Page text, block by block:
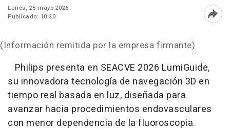
Lunes, 25 mayo 2026
Publicado: 10:30
(Información remitida por la empresa firmante)
Philips presenta en SEACVE 2026 LumiGuide,
su innovadora tecnología de navegación 3D en
tiempo real basada en luz, diseñada para
avanzar hacia procedimientos endovasculares
con menor dependencia de la fluoroscopia.